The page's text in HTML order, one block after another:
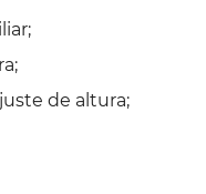
de altura;